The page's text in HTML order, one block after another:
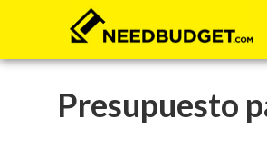
Presupuesto